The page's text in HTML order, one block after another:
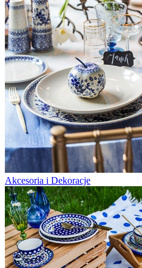
Akcesoria i Dekoracje